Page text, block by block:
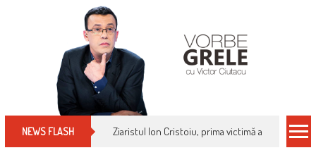
NEWS FLASH Ziaristul Ion Cristoiu, prima victimă a noi